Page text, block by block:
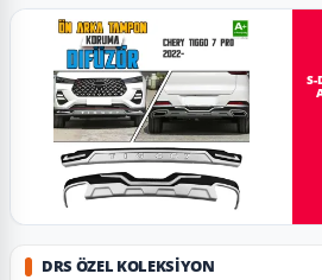
DRS ÖZEL KOLEKSIYON